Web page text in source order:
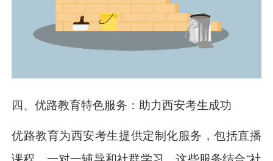
四、优路教育特色服务：助力西安考生成功
优路教育为西安考生提供定制化服务，包括直播